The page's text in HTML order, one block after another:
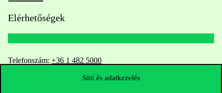
Süti és adatkezelés
Elérhetőségek
Telefonszám: +36 1 482 5000